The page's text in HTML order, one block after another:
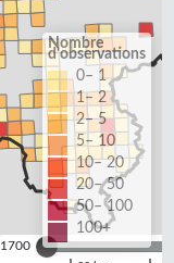
1700
Nombre
d'observations
0– 1
1– 2
2– 5
5– 10
10– 20
20– 50
50– 100
100+